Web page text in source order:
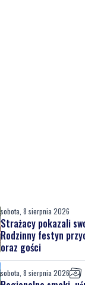
sobota, 8 sierpnia 2026
Strażacy pokazali
Rodzinny festyn
oraz gości
sobota, 8 sierpnia 2026